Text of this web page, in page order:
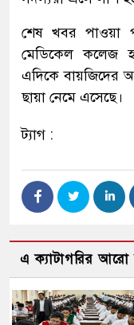
শেষ খবর পাওয়া
মেডিকেল কলেজ
এদিকে বায়জিদের
ছায়া নেমে এসেছে।
ট্যাগ :
এ ক্যাটাগরির আরো